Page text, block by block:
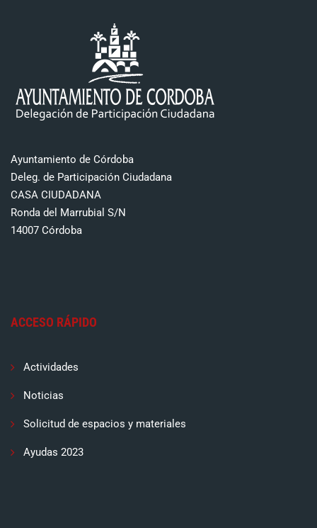
Ayuntamiento de Córdoba
Deleg. de Participación Ciudadana
CASA CIUDADANA
Ronda del Marrubial S/N
14007 Córdoba
ACCESO RÁPIDO
Actividades
Noticias
Solicitud de espacios y materiales
Ayudas 2023